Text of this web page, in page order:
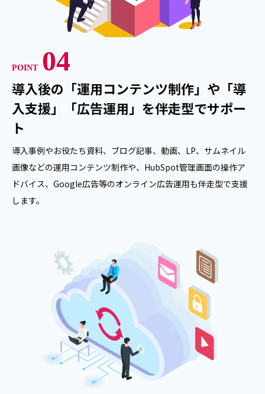
POINT 04
導入後の「運用コンテンツ制作」や「導
入支援」「広告運用」を伴走型でサポー
ト
導入事例やお役たち資料、ブログ記事、動画、LP、サムネイル
画像などの運用コンテンツ制作や、HubSpot管理画面の操作ア
ドバイス、Google広告等のオンライン広告運用も伴走型で支援
します。